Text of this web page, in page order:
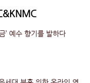
’ 예수 향기를 발하다